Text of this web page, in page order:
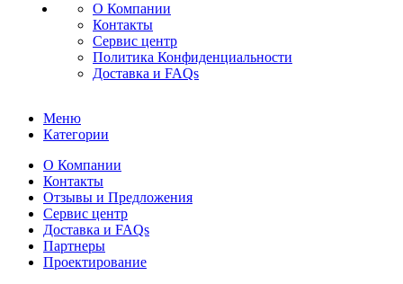
О Компании
Контакты
Сервис центр
Политика Конфиденциальности
Доставка и FAQs
Меню
Категории
О Компании
Контакты
Отзывы и Предложения
Сервис центр
Доставка и FAQs
Партнеры
Проектирование